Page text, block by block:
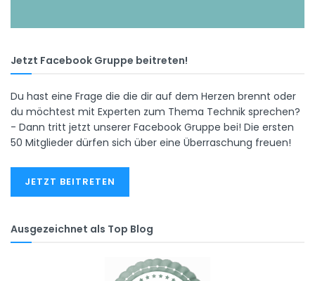
Jetzt Facebook Gruppe beitreten!
Du hast eine Frage die die dir auf dem Herzen brennt oder
du möchtest mit Experten zum Thema Technik sprechen?
- Dann tritt jetzt unserer Facebook Gruppe bei! Die ersten
50 Mitglieder dürfen sich über eine Überraschung freuen!
JETZT BEITRETEN
Ausgezeichnet als Top Blog